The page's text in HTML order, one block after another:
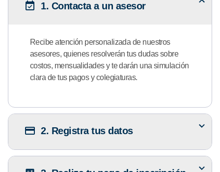
1. Contacta a un asesor
Recibe atención personalizada de nuestros
asesores, quienes resolverán tus dudas sobre
costos, mensualidades y te darán una simulación
clara de tus pagos y colegiaturas.
2. Registra tus datos